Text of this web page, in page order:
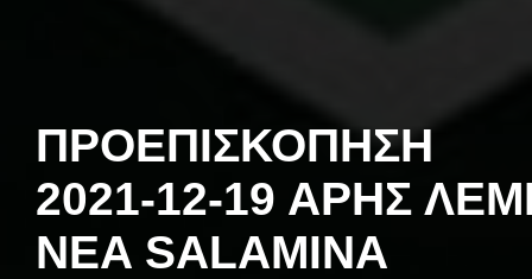
ΠΡΟΕΠΙΣΚΟΠΗΣΗ
2021-12-19 ΆΡΗΣ
NEA SALAMINA